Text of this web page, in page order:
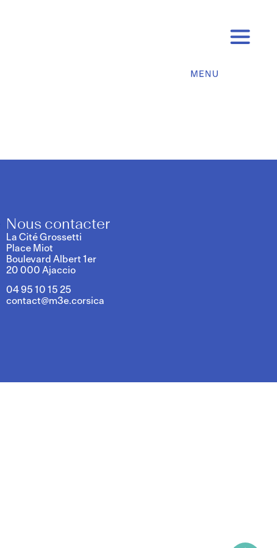
Nous contacter
La Cité Grossetti
Place Miot
Boulevard Albert 1er
20 000 Ajaccio
04 95 10 15 25
contact@m3e.corsica